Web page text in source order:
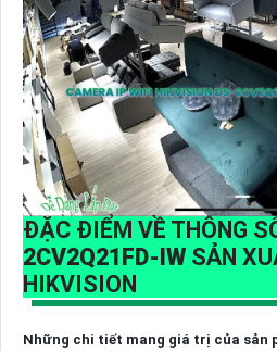
ĐẶC ĐIỂM VỀ THÔNG
2CV2Q21FD-IW SẢN
HIKVISION
Những chi tiết mang giá trị của sản